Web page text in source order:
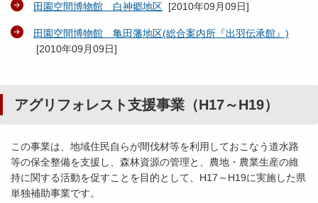
田園空間博物館 白神郷地区 [2010年09月09日]
田園空間博物館 亀田藩地区(総合案内所『出羽伝承館』)
[2010年09月09日]
アグリフォレスト支援事業（H17～H19）
この事業は、地域住民自らが間伐材等を利用しておこなう道水路
等の保全整備を支援し、森林資源の管理と、農地・農業生産の維
持に関する活動を促すことを目的として、H17～H19に実施した県
単独補助事業です。